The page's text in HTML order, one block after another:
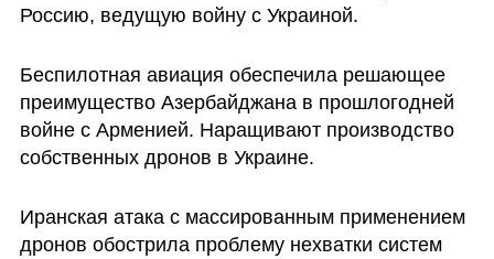
Россию, ведущую войну с Украиной.
Беспилотная авиация обеспечила решающее
преимущество Азербайджана в прошлогодней
войне с Арменией. Наращивают производство
собственных дронов в Украине.
Иранская атака с массированным применением
дронов обострила проблему нехватки систем